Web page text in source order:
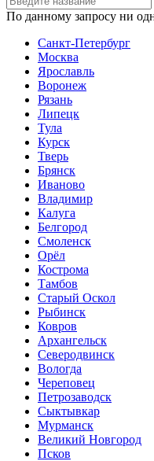
По данному запросу ни
Санкт-Петербург
Москва
Ярославль
Воронеж
Рязань
Липецк
Тула
Курск
Тверь
Брянск
Иваново
Владимир
Калуга
Белгород
Смоленск
Орёл
Кострома
Тамбов
Старый Оскол
Рыбинск
Ковров
Архангельск
Северодвинск
Вологда
Череповец
Петрозаводск
Сыктывкар
Мурманск
Великий Новгород
Псков